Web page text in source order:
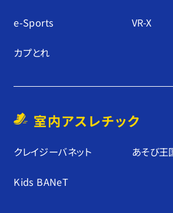
e-Sports VR-X
カプとれ
室内アスレチック
クレイジーバネット あそび王
Kids BANeT